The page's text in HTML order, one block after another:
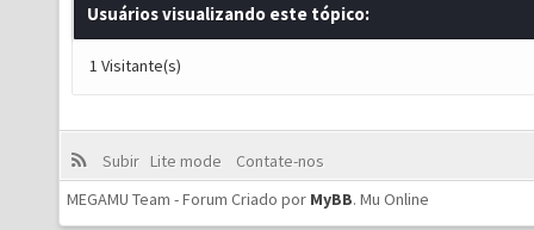
Usuários visualizando este tópico:
1 Visitante(s)
Subir Lite mode
Contate-nos
MEGAMU Team - Forum Criado por MyBB. Mu Online